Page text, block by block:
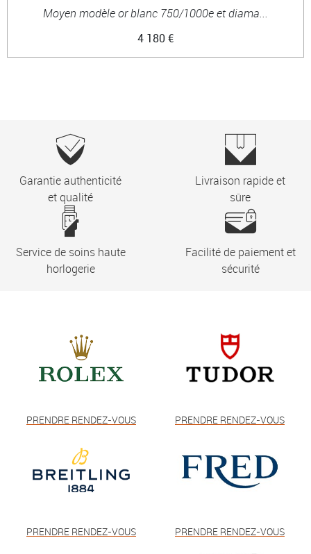
Moyen modèle or blanc 750/1000e et diama...
4 180 €
Garantie authenticité
et qualité
Livraison rapide et
sûre
Service de soins haute
horlogerie
Facilité de paiement et
sécurité
PRENDRE RENDEZ-VOUS PRENDRE RENDEZ-VOUS
PRENDRE RENDEZ-VOUS PRENDRE RENDEZ-VOUS